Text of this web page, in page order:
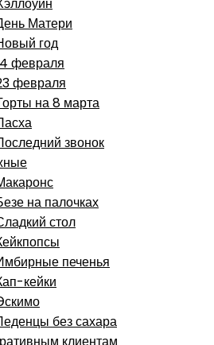
Матери
год
февраля
февраля
на 8 марта
звонок
на палочках
стол
печенья
кейки
без сахара
клиентам